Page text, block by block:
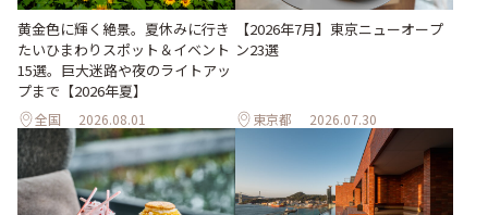
黄金色に輝く絶景。夏休みに行き
たいひまわりスポット＆イベント
15選。巨大迷路や夜のライトアッ
プまで【2026年夏】
全国 2026.08.01
【2026年7月】東京ニューオープ
ン23選
東京都 2026.07.30